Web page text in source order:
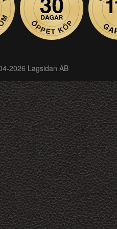
2026 Lagsidan AB